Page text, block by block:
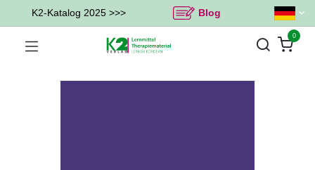
K2-Katalog 2025 >>> Blog
0